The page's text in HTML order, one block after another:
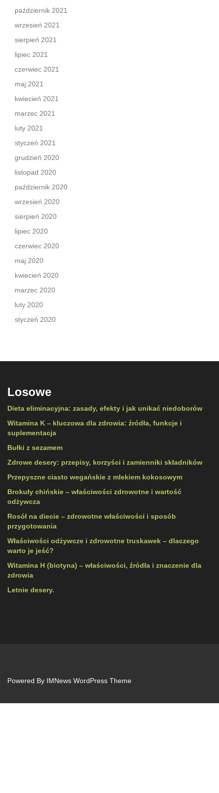
październik 2021
wrzesień 2021
sierpień 2021
lipiec 2021
czerwiec 2021
maj 2021
kwiecień 2021
marzec 2021
luty 2021
styczeń 2021
grudzień 2020
listopad 2020
październik 2020
wrzesień 2020
sierpień 2020
lipiec 2020
czerwiec 2020
maj 2020
kwiecień 2020
marzec 2020
luty 2020
styczeń 2020
Losowe
Dieta eliminacyjna: zasady, efekty i jak unikać niedoborów
Witamina K – kluczowa dla zdrowia: źródła, funkcje i
suplementacja
Bułki z sezamem
Zdrowe desery: przepisy, korzyści i zamienniki składników
Przepyszne ciasto wegańskie z mlekiem kokosowym
Brokuły chińskie – właściwości zdrowotne i wartość
odżywcza
Rosół na diecie – zdrowotne właściwości i sposób
przygotowania
Właściwości odżywcze i zdrowotne truskawek – dlaczego
warto je jeść?
Witamina H (biotyna) – właściwości, źródła i znaczenie dla
zdrowia
Letnie desery.
Powered By IMNews WordPress Theme